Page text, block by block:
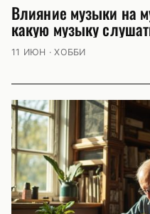
Влияние музыки на
какую музыку
настроения
11 ИЮН · ХОББИ